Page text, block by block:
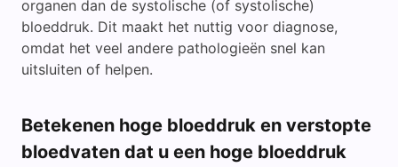
organen dan de systolische (of systolische)
bloeddruk. Dit maakt het nuttig voor diagnose,
omdat het veel andere pathologieën snel kan
uitsluiten of helpen.
Betekenen hoge bloeddruk en verstopte
bloedvaten dat u een hoge bloeddruk